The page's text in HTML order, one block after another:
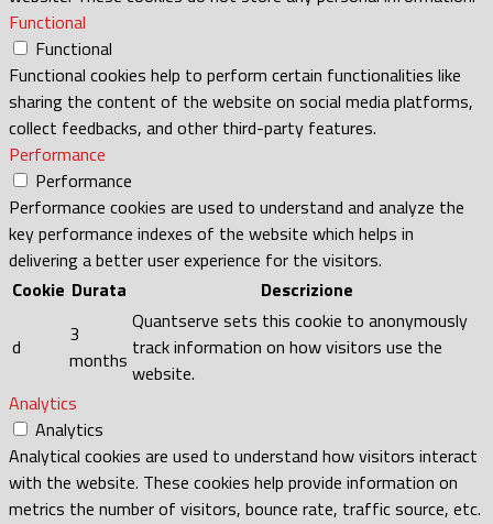
Functional
Functional
Functional cookies help to perform certain functionalities like
sharing the content of the website on social media platforms,
collect feedbacks, and other third-party features.
Performance
Performance
Performance cookies are used to understand and analyze the
key performance indexes of the website which helps in
delivering a better user experience for the visitors.
Cookie Durata Descrizione
d
3
months
Quantserve sets this cookie to anonymously
track information on how visitors use the
website.
Analytics
Analytics
Analytical cookies are used to understand how visitors interact
with the website. These cookies help provide information on
metrics the number of visitors, bounce rate, traffic source, etc.